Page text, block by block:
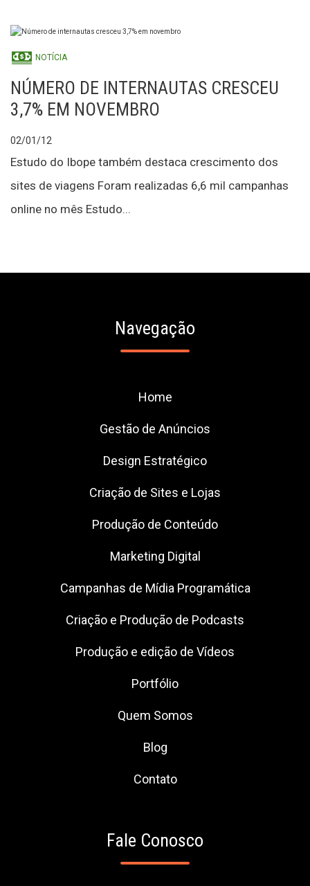
NOTÍCIA
NÚMERO DE INTERNAUTAS CRESCEU
3,7% EM NOVEMBRO
02/01/12
Estudo do Ibope também destaca crescimento dos
sites de viagens Foram realizadas 6,6 mil campanhas
online no mês Estudo...
Navegação
Home
Gestão de Anúncios
Design Estratégico
Criação de Sites e Lojas
Produção de Conteúdo
Marketing Digital
Campanhas de Mídia Programática
Criação e Produção de Podcasts
Produção e edição de Vídeos
Portfólio
Quem Somos
Blog
Contato
Fale Conosco